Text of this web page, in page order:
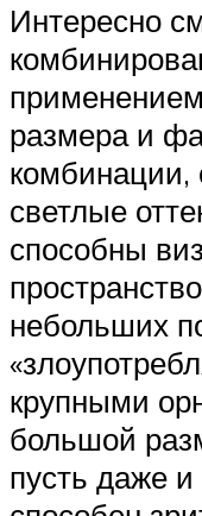
Интересно
размера и
комбинации,
светлые
способны
небольших
крупными
большой
пусть даже